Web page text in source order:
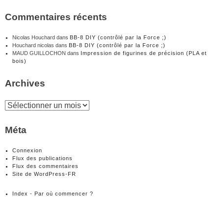
Commentaires récents
Nicolas Houchard dans BB-8 DIY (contrôlé par la Force ;)
Houchard nicolas dans BB-8 DIY (contrôlé par la Force ;)
MAUD GUILLOCHON dans Impression de figurines de précision (PLA et
bois)
Archives
Archives
Méta
Connexion
Flux des publications
Flux des commentaires
Site de WordPress-FR
Index - Par où commencer ?